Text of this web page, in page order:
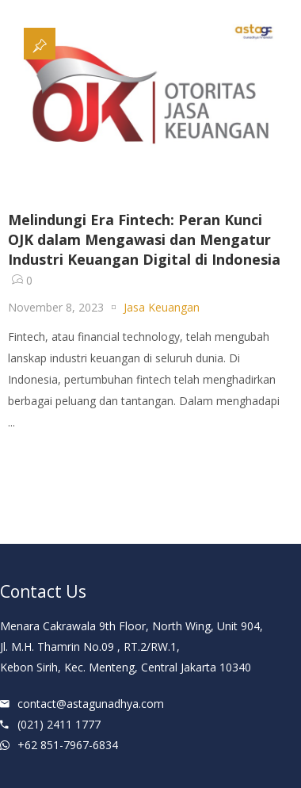
Melindungi Era Fintech: Peran Kunci
OJK dalam Mengawasi dan Mengatur
Industri Keuangan Digital di Indonesia
0
November 8, 2023
Jasa Keuangan
Fintech, atau financial technology, telah mengubah
lanskap industri keuangan di seluruh dunia. Di
Indonesia, pertumbuhan fintech telah menghadirkan
berbagai peluang dan tantangan. Dalam menghadapi
...
Contact Us
Menara Cakrawala 9th Floor, North Wing, Unit 904,
Jl. M.H. Thamrin No.09 , RT.2/RW.1,
Kebon Sirih, Kec. Menteng, Central Jakarta 10340
contact@astagunadhya.com
(021) 2411 1777
+62 851-7967-6834